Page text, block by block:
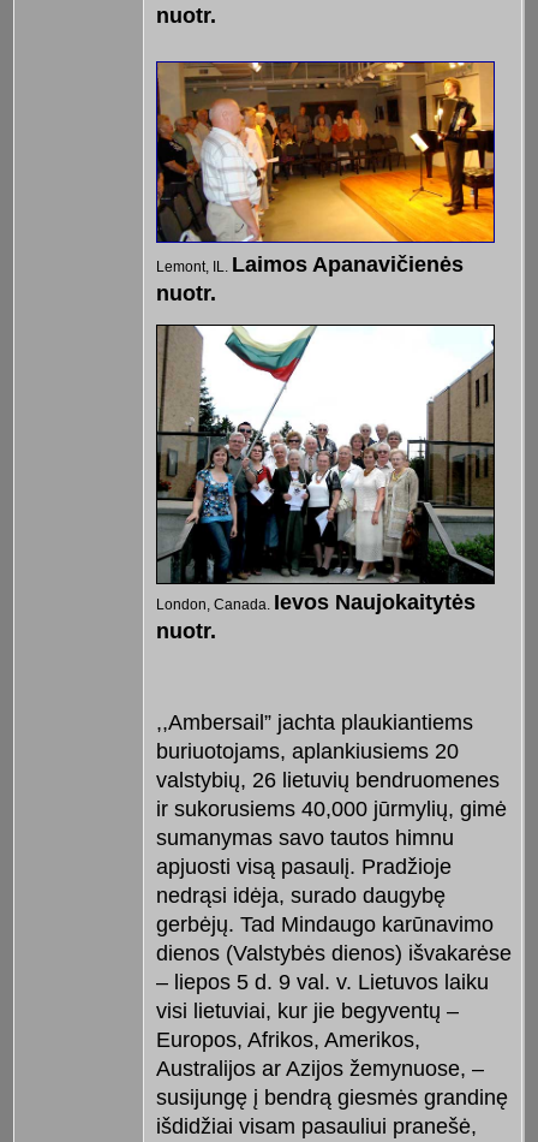
nuotr.
Lemont, IL. Laimos Apanavičienės
nuotr.
London, Canada. Ievos Naujokaitytės
nuotr.
,,Ambersail” jachta plaukiantiems
buriuotojams, aplankiusiems 20
valstybių, 26 lietuvių bendruomenes
ir sukorusiems 40,000 jūrmylių, gimė
sumanymas savo tautos himnu
apjuosti visą pasaulį. Pradžioje
nedrąsi idėja, surado daugybę
gerbėjų. Tad Mindaugo karūnavimo
dienos (Valstybės dienos) išvakarėse
– liepos 5 d. 9 val. v. Lietuvos laiku
visi lietuviai, kur jie begyventų –
Europos, Afrikos, Amerikos,
Australijos ar Azijos žemynuose, –
susijungę į bendrą giesmės grandinę
išdidžiai visam pasauliui pranešė,